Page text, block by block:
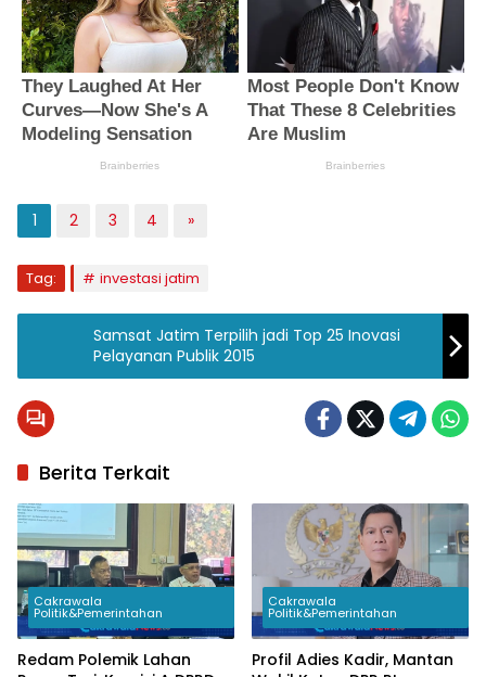
1 2 3 4 »
Tag: investasi jatim
Samsat Jatim Terpilih jadi Top 25 Inovasi
Pelayanan Publik 2015
Berita Terkait
Cakrawala
Politik&Pemerintahan
Redam Polemik Lahan
Cakrawala
Politik&Pemerintahan
Profil Adies Kadir, Mantan